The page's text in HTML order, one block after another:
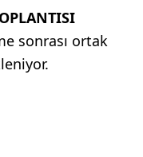
sonrası ortak